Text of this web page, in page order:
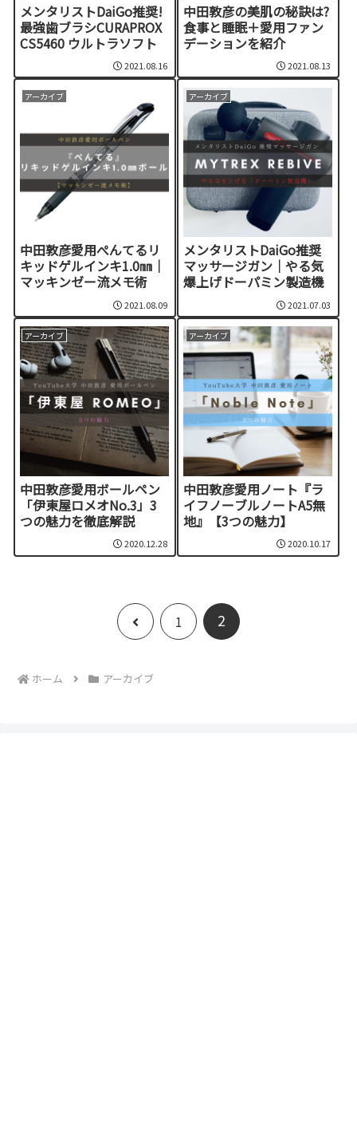
メンタリストDaiGo推奨!
最強歯ブラシCURAPROX
CS5460 ウルトラソフト
2021.08.16
中田敦彦の美肌の秘訣は?
食事と睡眠＋愛用ファン
デーションを紹介
2021.08.13
アーカイブ
中田敦彦愛用ぺんてるリ
キッドゲルインキ1.0㎜｜
マッキンゼー流メモ術
2021.08.09
アーカイブ
メンタリストDaiGo推奨
マッサージガン｜やる気
爆上げドーパミン製造機
2021.07.03
アーカイブ
中田敦彦愛用ボールペン
「伊東屋ロメオNo.3」3
つの魅力を徹底解説
2020.12.28
アーカイブ
中田敦彦愛用ノート『ラ
イフノーブルノートA5無
地』【3つの魅力】
2020.10.17
前
1 2
ホーム アーカイブ